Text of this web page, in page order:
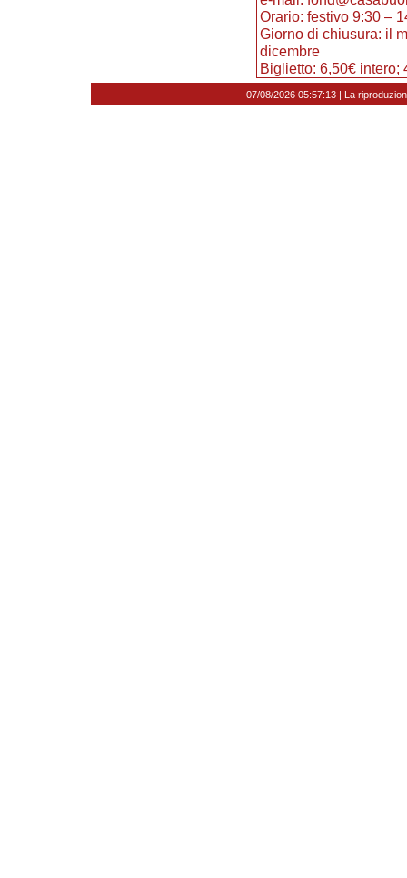
Orario: festivo 9:30 –
Giorno di chiusura: il
dicembre
Biglietto: 6,50€ intero;
07/08/2026 05:57:13 | La